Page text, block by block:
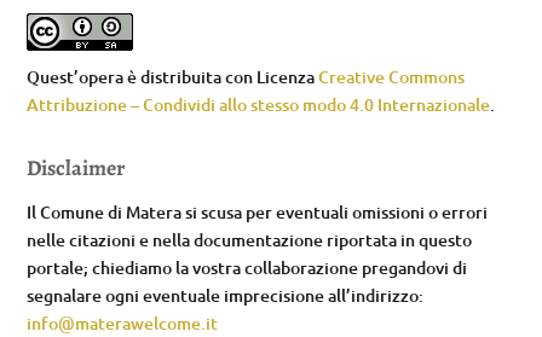
Quest’opera è distribuita con LicenzaCreative Commons
Attribuzione – Condividi allo stesso modo 4.0 Internazionale.
Disclaimer
Il Comune di Matera si scusa per eventuali omissioni o errori
nelle citazioni e nella documentazione riportata in questo
portale; chiediamo la vostra collaborazione pregandovi di
segnalare ogni eventuale imprecisione all’indirizzo:
info@materawelcome.it